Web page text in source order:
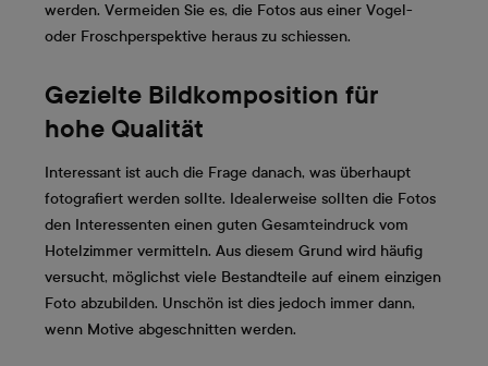
werden. Vermeiden Sie es, die Fotos aus einer Vogel-
oder Froschperspektive heraus zu schiessen.
Gezielte Bildkomposition für
hohe Qualität
Interessant ist auch die Frage danach, was überhaupt
fotografiert werden sollte. Idealerweise sollten die Fotos
den Interessenten einen guten Gesamteindruck vom
Hotelzimmer vermitteln. Aus diesem Grund wird häufig
versucht, möglichst viele Bestandteile auf einem einzigen
Foto abzubilden. Unschön ist dies jedoch immer dann,
wenn Motive abgeschnitten werden.